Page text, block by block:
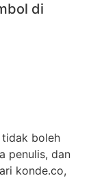
di
tidak boleh
penulis, dan
konde.co,